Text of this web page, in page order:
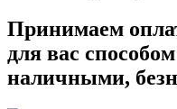
Принимаем
для вас способом
наличными,